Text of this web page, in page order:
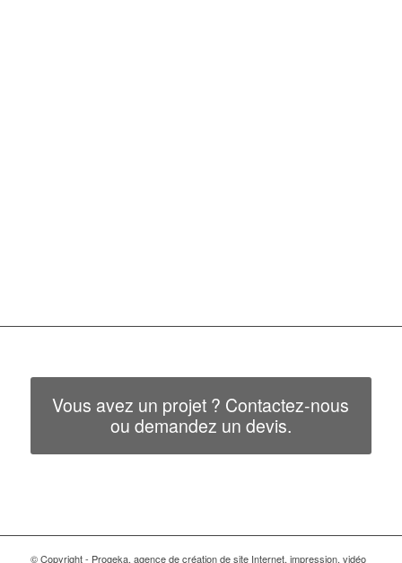
Vous avez un projet ? Contactez-nous
ou demandez un devis.
© Copyright - Progeka, agence de création de site Internet, impression, vidéo